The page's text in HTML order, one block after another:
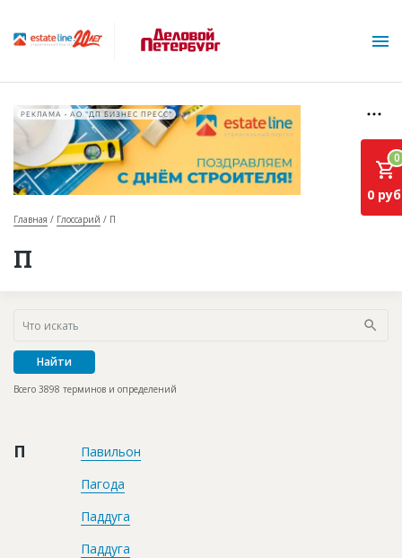
О проекте
База строящихся объектов
Инвестпроекты
Глоссарий
Платные услуги
Пресс-релизы
Правила работы
РЕКЛАМА • АО "ДП БИЗНЕС ПРЕСС"
Главная Глоссарий П
П
0
0
Найти
Всего 3898 терминов и определений
П
Павильон
Пагода
Паддуга
Паддуга